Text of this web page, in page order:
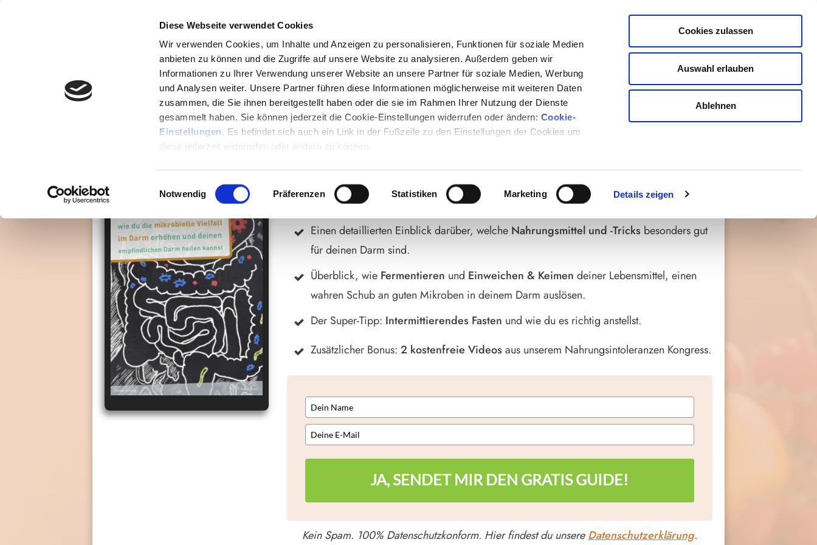
Diese Webseite verwendet Cookies
Wir verwenden Cookies, um Inhalte und Anzeigen zu personalisieren, Funktionen für soziale Medien
anbieten zu können und die Zugriffe auf unsere Website zu analysieren. Außerdem geben wir
Informationen zu Ihrer Verwendung unserer Website an unsere Partner für soziale Medien, Werbung
und Analysen weiter. Unsere Partner führen diese Informationen möglicherweise mit weiteren Daten
zusammen, die Sie ihnen bereitgestellt haben oder die sie im Rahmen Ihrer Nutzung der Dienste
gesammelt haben. Sie können jederzeit die Cookie-Einstellungen widerrufen oder ändern: Cookie-
Einstellungen. Es befindet sich auch ein Link in der Fußzeile zu den Einstellungen der Cookies um
diese jederzeit widerrufen oder ändern zu können.
Einwilligungsauswahl
Notwendig Präferenzen Statistiken Marketing Details zeigen
Cookies zulassen
Auswahl erlauben
Ablehnen
Für alle, die an ihrer Gesundheit interessiert sind...
GRATIS:5 TIPPS FÜR MIKROBIELLE VIELFALT
und deinen Darm heilen kannst" bekommst du:
Einen detaillierten Einblick darüber, welche Nahrungsmittel und -Tricks besonders gut
für deinen Darm sind.
Überblick, wie Fermentieren und Einweichen & Keimen deiner Lebensmittel, einen
wahren Schub an guten Mikroben in deinem Darm auslösen.
Der Super-Tipp: Intermittierendes Fasten und wie du es richtig anstellst.
Zusätzlicher Bonus: 2 kostenfreie Videos aus unserem Nahrungsintoleranzen Kongress.
JA, SENDET MIR DEN GRATIS GUIDE!
Kein Spam. 100% Datenschutzkonform. Hier findest du unsereDatenschutzerklärung.